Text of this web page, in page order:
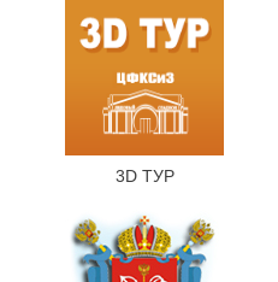
3D ТУР